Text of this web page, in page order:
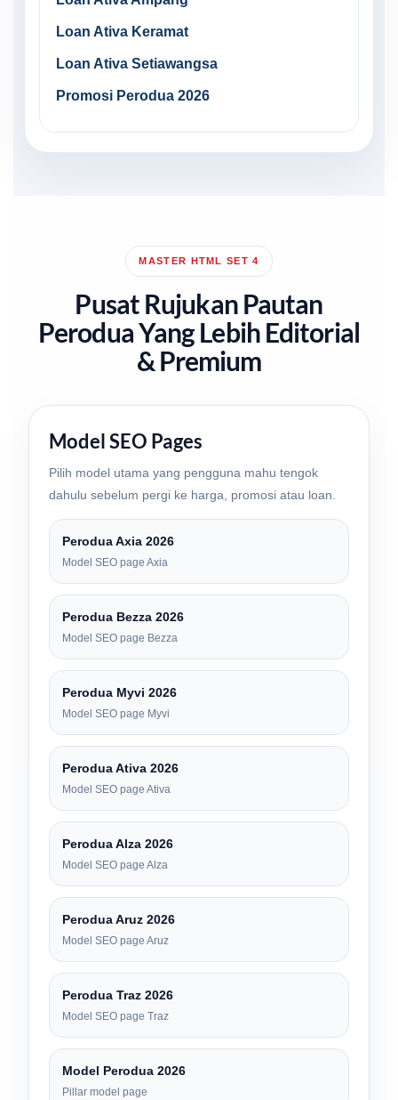
Loan Ativa Keramat
Loan Ativa Setiawangsa
Promosi Perodua 2026
MASTER HTML SET 4
Pusat Rujukan Pautan
Perodua Yang Lebih Editorial
& Premium
Model SEO Pages
Pilih model utama yang pengguna mahu tengok
dahulu sebelum pergi ke harga, promosi atau loan.
Perodua Axia 2026
Model SEO page Axia
Perodua Bezza 2026
Model SEO page Bezza
Perodua Myvi 2026
Model SEO page Myvi
Perodua Ativa 2026
Model SEO page Ativa
Perodua Alza 2026
Model SEO page Alza
Perodua Aruz 2026
Model SEO page Aruz
Perodua Traz 2026
Model SEO page Traz
Model Perodua 2026
Pillar model page